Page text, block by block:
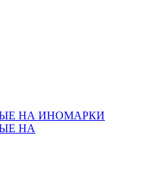
НА ИНОМАРКИ
НА